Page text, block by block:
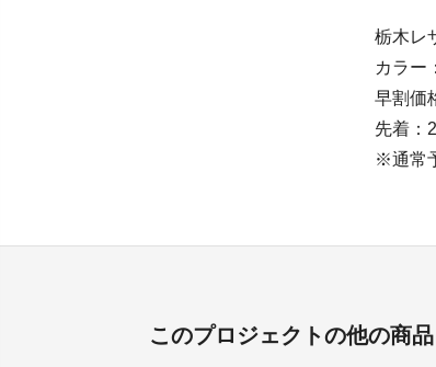
栃木レ
カラー
早割価
先着：
※通常
このプロジェクトの他の商品